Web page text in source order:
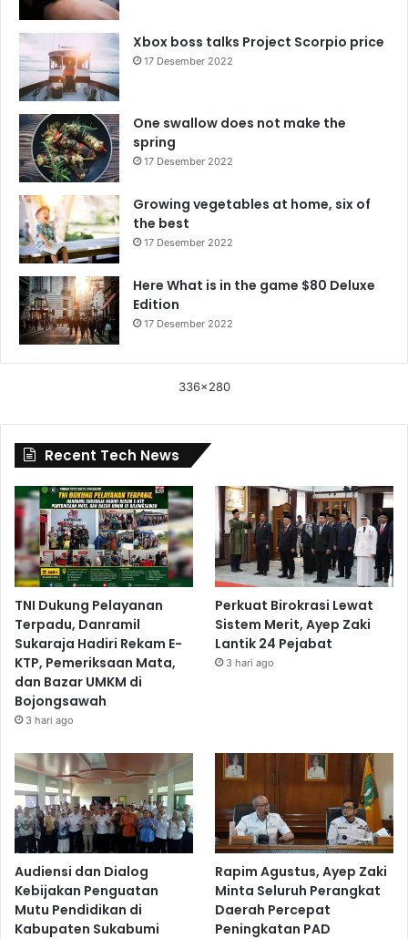
Xbox boss talks Project Scorpio price
17 Desember 2022
One swallow does not make the
spring
17 Desember 2022
Growing vegetables at home, six of
the best
17 Desember 2022
Here What is in the game $80 Deluxe
Edition
17 Desember 2022
336x280
Recent Tech News
TNI Dukung Pelayanan
Terpadu, Danramil
Sukaraja Hadiri Rekam E-
KTP, Pemeriksaan Mata,
dan Bazar UMKM di
Bojongsawah
3 hari ago
Perkuat Birokrasi Lewat
Sistem Merit, Ayep Zaki
Lantik 24 Pejabat
3 hari ago
Audiensi dan Dialog
Kebijakan Penguatan
Mutu Pendidikan di
Kabupaten Sukabumi
Rapim Agustus, Ayep Zaki
Minta Seluruh Perangkat
Daerah Percepat
Peningkatan PAD